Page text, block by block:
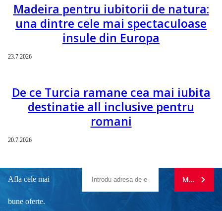
Madeira pentru iubitorii de natura:
una dintre cele mai spectaculoase
insule din Europa
23.7.2026
De ce Turcia ramane cea mai iubita
destinatie all inclusive pentru
romani
20.7.2026
Afla cele mai
bune oferte.
MA